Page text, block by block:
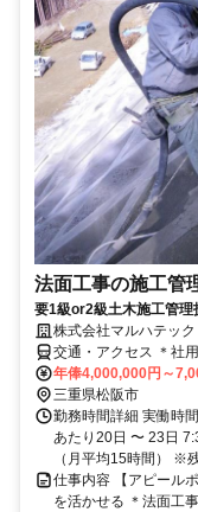
法面工事の施工管
要1級or2級土木施工管
株式会社マルハテック
交通・アクセス ＊社
年俸4,000,000円～
三重県松阪市
勤務時間詳細 実働時
あたり20日 〜 23日
（月平均15時間） ※
仕事内容 【アピール
を活かせる ＊法面工